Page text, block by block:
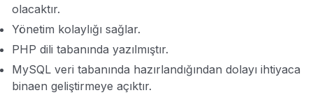
olacaktır.
Yönetim kolaylığı sağlar.
PHP dili tabanında yazılmıştır.
MySQL veri tabanında hazırlandığından dolayı ihtiyaca
binaen geliştirmeye açıktır.